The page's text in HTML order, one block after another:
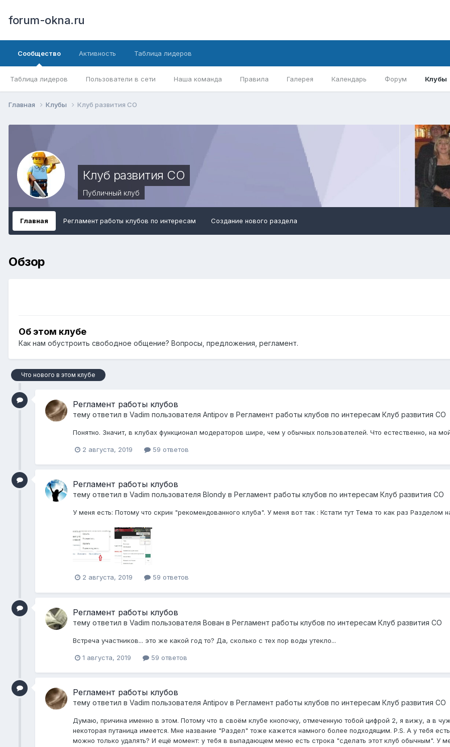
forum-okna.ru
Сообщество
Таблица лидеров Пользователи в сети Наша команда Правила Галерея Календарь Форум Клубы
Активность Таблица лидеров
Главная Клубы Клуб развития СО
Клуб развития СО
Публичный клуб
Главная Регламент работы клубов по интересам Создание нового раздела
Обзор
Об этом клубе
Как нам обустроить свободное общение? Вопросы, предложения, регламент.
Что нового в этом клубе
Регламент работы клубов
тему ответил в Vadim пользователя Antipov в Регламент работы клубов по интересам Клуб развития СО
Понятно. Значит, в клубах функционал модераторов шире, чем у обычных пользователей. Что естественно, на
2 августа, 2019 59 ответов
Регламент работы клубов
тему ответил в Vadim пользователя Blondy в Регламент работы клубов по интересам Клуб развития СО
У меня есть: Потому что скрин "рекомендованного клуба". У меня вот так : Кстати тут Тема то как раз Разделом
2 августа, 2019 59 ответов
Регламент работы клубов
тему ответил в Vadim пользователя Вован в Регламент работы клубов по интересам Клуб развития СО
Встреча участников... это же какой год то? Да, сколько с тех пор воды утекло...
1 августа, 2019 59 ответов
Регламент работы клубов
тему ответил в Vadim пользователя Antipov в Регламент работы клубов по интересам Клуб развития СО
Думаю, причина именно в этом. Потому что в своём клубе кнопочку, отмеченную тобой цифрой 2, я вижу, а в
некоторая путаница имеется. Мне название "Раздел" тоже кажется намного более подходящим. P.S. А у тебя
можно только удалять? И ещё момент: у тебя в выпадающем меню есть строка "сделать этот клуб обычным". У